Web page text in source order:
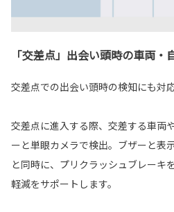
「交差点」出会い頭時の車両
交差点での出会い頭時の検知にも対応
交差点に進入する際、交差する車両
ーと単眼カメラで検出。ブザーと表
と同時に、プリクラッシュブレーキ
軽減をサポートします。